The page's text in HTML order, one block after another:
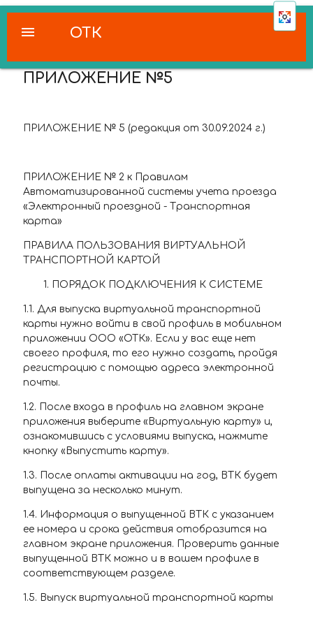
ОТК
menu
ПРИЛОЖЕНИЕ №5
ПРИЛОЖЕНИЕ № 5 (редакция от 30.09.2024 г.)
ПРИЛОЖЕНИЕ № 2 к Правилам
Автоматизированной системы учета проезда
«Электронный проездной - Транспортная
карта»
ПРАВИЛА ПОЛЬЗОВАНИЯ ВИРТУАЛЬНОЙ
ТРАНСПОРТНОЙ КАРТОЙ
1. ПОРЯДОК ПОДКЛЮЧЕНИЯ К СИСТЕМЕ
1.1. Для выпуска виртуальной транспортной
карты нужно войти в свой профиль в мобильном
приложении ООО «ОТК». Если у вас еще нет
своего профиля, то его нужно создать, пройдя
регистрацию с помощью адреса электронной
почты.
1.2. После входа в профиль на главном экране
приложения выберите «Виртуальную карту» и,
ознакомившись с условиями выпуска, нажмите
кнопку «Выпустить карту».
1.3. После оплаты активации на год, ВТК будет
выпущена за несколько минут.
1.4. Информация о выпущенной ВТК с указанием
ее номера и срока действия отобразится на
главном экране приложения. Проверить данные
выпущенной ВТК можно и в вашем профиле в
соответствующем разделе.
1.5. Выпуск виртуальной транспортной карты